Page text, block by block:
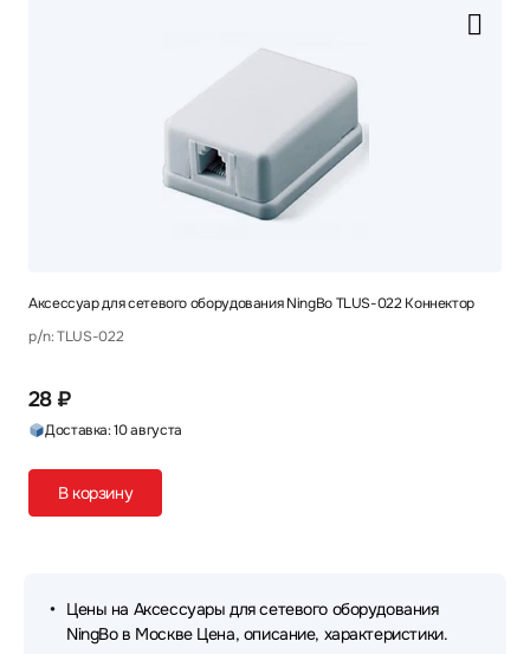
Аксессуар для сетевого оборудования NingBo TLUS-022 Коннектор
p/n: TLUS-022
28 ₽
Доставка: 10 августа
В корзину
Цены на Аксессуары для сетевого оборудования
NingBo в Москве Цена, описание, характеристики.